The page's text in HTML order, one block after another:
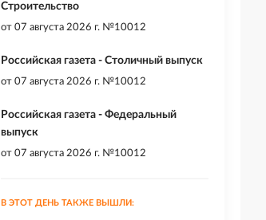
Строительство
от 07 августа 2026 г. №10012
Российская газета - Столичный выпуск
от 07 августа 2026 г. №10012
Российская газета - Федеральный
выпуск
от 07 августа 2026 г. №10012
В ЭТОТ ДЕНЬ ТАКЖЕ ВЫШЛИ: